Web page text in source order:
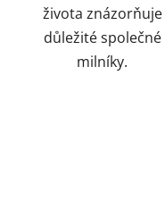
života znázorňuje
důležité společné
milníky.